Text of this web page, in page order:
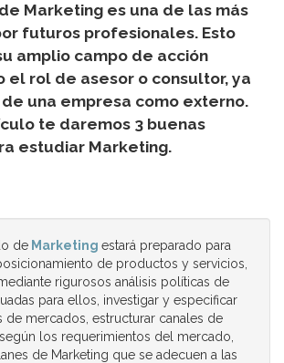
Marketing es una de las más
futuros profesionales. Esto
amplio campo de acción
el rol de asesor o consultor, ya
una empresa como externo.
te daremos 3 buenas
estudiar Marketing.
deMarketing estará preparado para
de productos y servicios,
rigurosos análisis políticas de
para ellos, investigar y especificar
de mercados, estructurar canales de
los requerimientos del mercado,
de Marketing que se adecuen a las